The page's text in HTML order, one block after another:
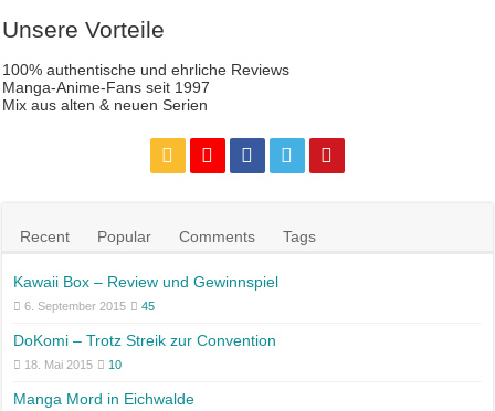
Unsere Vorteile
100% authentische und ehrliche Reviews
Manga-Anime-Fans seit 1997
Mix aus alten & neuen Serien
Recent Popular Comments Tags
Kawaii Box – Review und Gewinnspiel
6. September 2015 45
DoKomi – Trotz Streik zur Convention
18. Mai 2015 10
Manga Mord in Eichwalde